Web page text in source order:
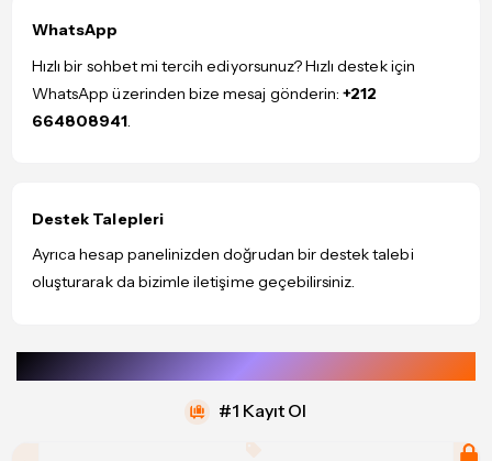
WhatsApp
Hızlı bir sohbet mi tercih ediyorsunuz? Hızlı destek için
WhatsApp üzerinden bize mesaj gönderin: +212
664808941.
Destek Talepleri
Ayrıca hesap panelinizden doğrudan bir destek talebi
oluşturarak da bizimle iletişime geçebilirsiniz.
#1 Kayıt Ol